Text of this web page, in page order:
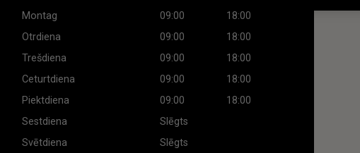
Montag 09:00
18:00
Otrdiena
09:00
18:00
Trešdiena
09:00
18:00
Ceturtdiena
09:00
18:00
Piektdiena
09:00
18:00
Sestdiena
Slēgts
Svētdiena
Slēgts